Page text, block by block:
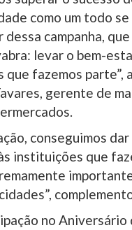
como um todo
dessa campanha,
levar o bem-
que fazemos parte”,
gerente de
conseguimos dar
instituições que
no Aniversário